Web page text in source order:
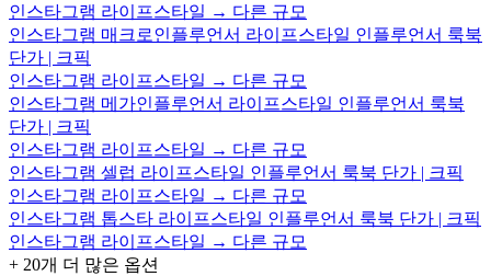
인스타그램 라이프스타일 → 다른 규모
인스타그램 매크로인플루언서 라이프스타일 인플루언서 룩북
단가 | 크픽
인스타그램 라이프스타일 → 다른 규모
인스타그램 메가인플루언서 라이프스타일 인플루언서 룩북
단가 | 크픽
인스타그램 라이프스타일 → 다른 규모
인스타그램 셀럽 라이프스타일 인플루언서 룩북 단가 | 크픽
인스타그램 라이프스타일 → 다른 규모
인스타그램 톱스타 라이프스타일 인플루언서 룩북 단가 | 크픽
인스타그램 라이프스타일 → 다른 규모
+ 20개 더 많은 옵션